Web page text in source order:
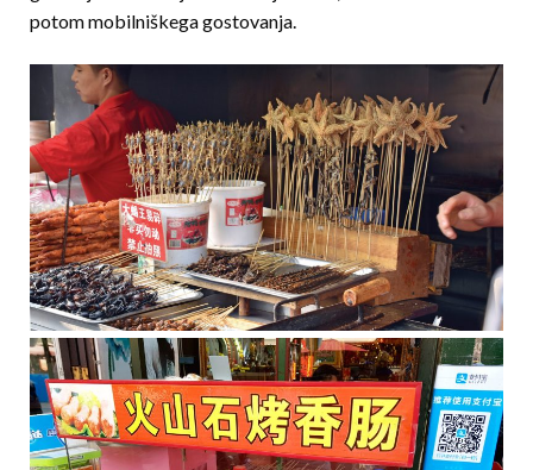
potom mobilniškega gostovanja.